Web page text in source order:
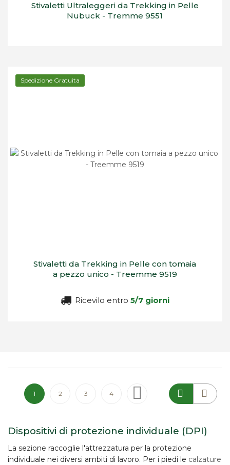
Stivaletti Ultraleggeri da Trekking in Pelle
Nubuck - Tremme 9551
Spedizione Gratuita
Stivaletti da Trekking in Pelle con tomaia
a pezzo unico - Treemme 9519
Ricevilo entro 5/7 giorni
Pagina
Attualmente stai leggendo la pagina
1 Pagina
2 Pagina
3 Pagina
4 Successivo
Dispositivi di protezione individuale (DPI)
La sezione raccoglie l'attrezzatura per la protezione
individuale nei diversi ambiti di lavoro. Per i piedi le calzature